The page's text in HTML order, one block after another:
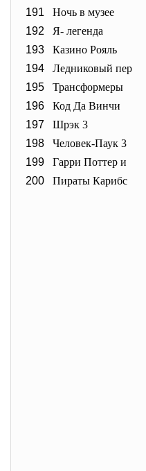
191
Ночь в музее
192
Я- легенда
193
Казино Рояль
194
Ледниковый пер
195
Трансформеры
196
Код Да Винчи
197
Шрэк 3
198
Человек-Паук 3
199
Гарри Поттер и
200
Пираты Карибс